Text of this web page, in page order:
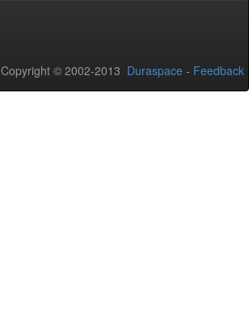
Copyright © 2002-2013 Duraspace - Feedback